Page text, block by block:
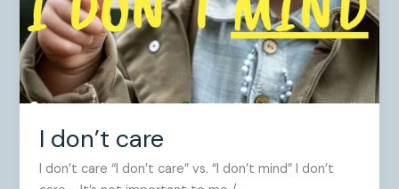
I don’t care
I don’t care “I don’t care” vs. “I don’t mind” I don’t